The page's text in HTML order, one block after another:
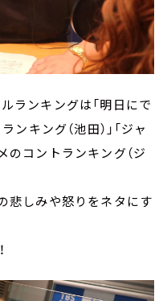
ランキングは「明日にで
キング（池田）」「ジャ
のコントランキング（ジ
悲しみや怒りをネタにす